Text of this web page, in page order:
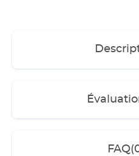
FAQ